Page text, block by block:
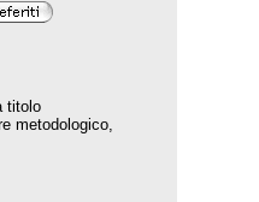
titolo
metodologico,